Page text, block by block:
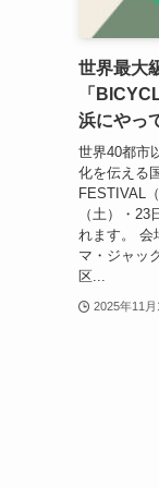
世界最大
「
浜にやっ
世界40都市
化を伝える
FESTIVAL
（土）・
れます。 会
マ・ジャッ
区...
2025年11月